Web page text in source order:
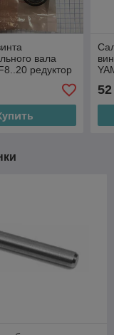
вала
редуктор
52